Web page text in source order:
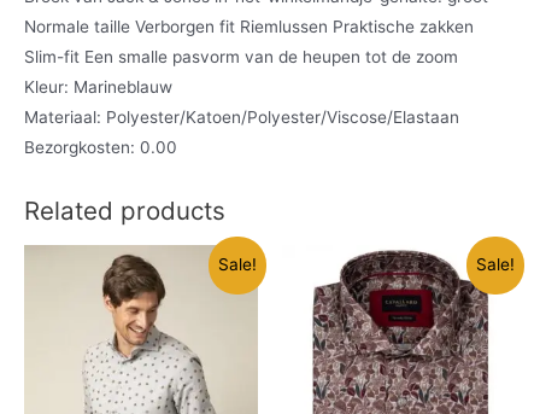
Normale taille Verborgen fit Riemlussen Praktische zakken
Slim-fit Een smalle pasvorm van de heupen tot de zoom
Kleur: Marineblauw
Materiaal: Polyester/Katoen/Polyester/Viscose/Elastaan
Bezorgkosten: 0.00
Related products
Sale! Sale!